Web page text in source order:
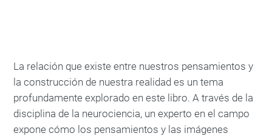
La relación que existe entre nuestros pensamientos y
la construcción de nuestra realidad es un tema
profundamente explorado en este libro. A través de la
disciplina de la neurociencia, un experto en el campo
expone cómo los pensamientos y las imágenes